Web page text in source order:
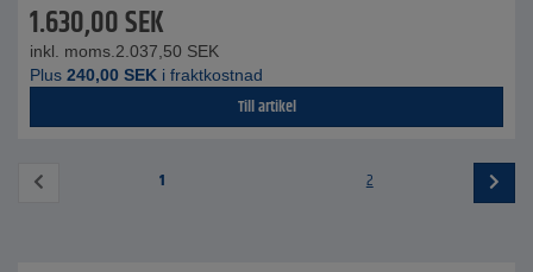
1.630,00SEK
inkl. moms. 2.037,50 SEK
Plus 240,00 SEK i fraktkostnad
Till artikel
1 2